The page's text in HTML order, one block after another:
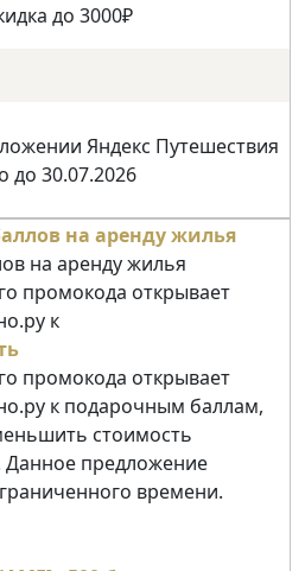
до 3000₽
Яндекс Путешествия
до 30.07.2026
на аренду жилья
промокода открывает
к
промокода открывает
к подарочным баллам,
стоимость
Данное предложение
времени.